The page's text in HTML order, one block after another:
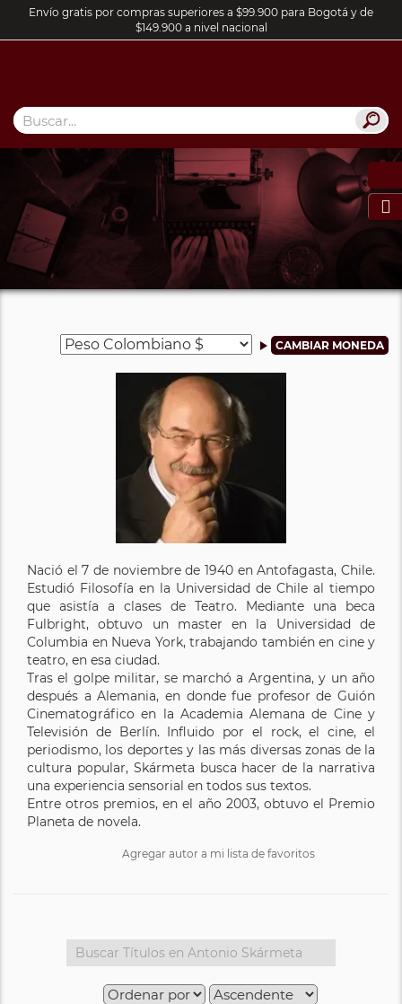
Envío gratis por compras superiores a $99.900 para Bogotá y de
$149.900 a nivel nacional

Nació el 7 de noviembre de 1940 en Antofagasta, Chile.
Estudió Filosofía en la Universidad de Chile al tiempo
que asistía a clases de Teatro. Mediante una beca
Fulbright, obtuvo un master en la Universidad de
Columbia en Nueva York, trabajando también en cine y
teatro, en esa ciudad.
Tras el golpe militar, se marchó a Argentina, y un año
después a Alemania, en donde fue profesor de Guión
Cinematográfico en la Academia Alemana de Cine y
Televisión de Berlín. Influido por el rock, el cine, el
periodismo, los deportes y las más diversas zonas de la
cultura popular, Skármeta busca hacer de la narrativa
una experiencia sensorial en todos sus textos.
Entre otros premios, en el año 2003, obtuvo el Premio
Planeta de novela.
Agregar autor a mi lista de favoritos